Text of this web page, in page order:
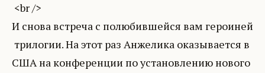
<br />
И снова встреча с полюбившейся вам героиней
трилогии. На этот раз Анжелика оказывается в
США на конференции по установлению нового